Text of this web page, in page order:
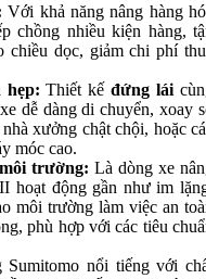
Với khả năng nâng hàng
chồng nhiều kiện hàng,
chiều dọc, giảm chi phí
hẹp: Thiết kếđứng lái
dễ dàng di chuyển, xoay
xưởng chật chội, hoặc
móc cao.
trường: Là dòng xe
hoạt động gần như im
môi trường làm việc an
phù hợp với các tiêu
Sumitomo nổi tiếng với